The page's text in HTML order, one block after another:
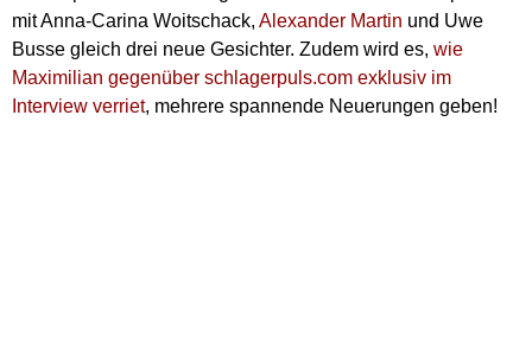
mit Anna-Carina Woitschack, Alexander Martin und Uwe
Busse gleich drei neue Gesichter. Zudem wird es, wie
Maximilian gegenüber schlagerpuls.com exklusiv im
Interview verriet, mehrere spannende Neuerungen geben!